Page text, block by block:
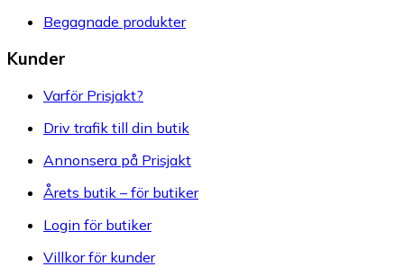
Begagnade produkter
Kunder
Varför Prisjakt?
Driv trafik till din butik
Annonsera på Prisjakt
Årets butik – för butiker
Login för butiker
Villkor för kunder